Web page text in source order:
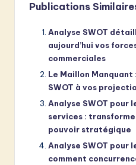
Publications
Analyse SWOT
aujourd’hui vos
commerciales
Le Maillon Manquant
SWOT à vos
Analyse SWOT pour
services :
pouvoir stratégique
Analyse SWOT pour
comment